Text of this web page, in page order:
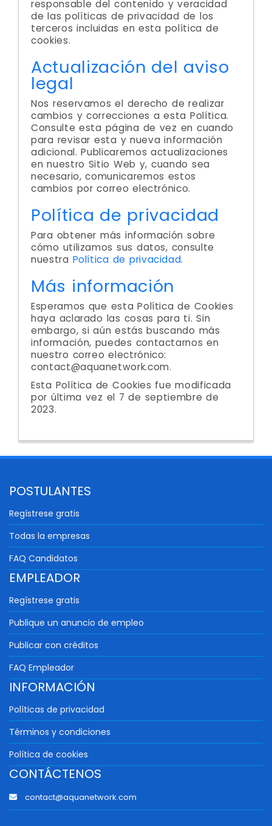
responsable del contenido y veracidad
de las políticas de privacidad de los
terceros incluidas en esta política de
cookies.
Actualización del aviso
legal
Nos reservamos el derecho de realizar
cambios y correcciones a esta Política.
Consulte esta página de vez en cuando
para revisar esta y nueva información
adicional. Publicaremos actualizaciones
en nuestro Sitio Web y, cuando sea
necesario, comunicaremos estos
cambios por correo electrónico.
Política de privacidad
Para obtener más información sobre
cómo utilizamos sus datos, consulte
nuestra Política de privacidad.
Más información
Esperamos que esta Política de Cookies
haya aclarado las cosas para ti. Sin
embargo, si aún estás buscando más
información, puedes contactarnos en
nuestro correo electrónico:
contact@aquanetwork.com.
Esta Política de Cookies fue modificada
por última vez el 7 de septiembre de
2023.
POSTULANTES
Regístrese gratis
Todas la empresas
FAQ Candidatos
EMPLEADOR
Regístrese gratis
Publique un anuncio de empleo
Publicar con créditos
FAQ Empleador
INFORMACIÓN
Políticas de privacidad
Términos y condiciones
Política de cookies
CONTÁCTENOS
contact@aquanetwork.com